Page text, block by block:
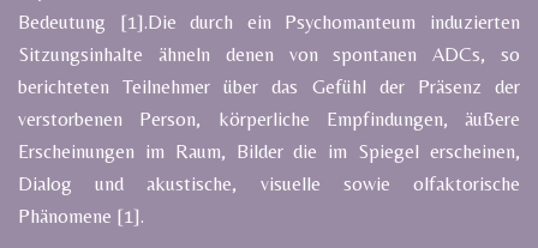
Bedeutung [1].Die durch ein Psychomanteum induzierten
Sitzungsinhalte ähneln denen von spontanen ADCs, so
berichteten Teilnehmer über das Gefühl der Präsenz der
verstorbenen Person, körperliche Empfindungen, äußere
Erscheinungen im Raum, Bilder die im Spiegel erscheinen,
Dialog und akustische, visuelle sowie olfaktorische
Phänomene [1].